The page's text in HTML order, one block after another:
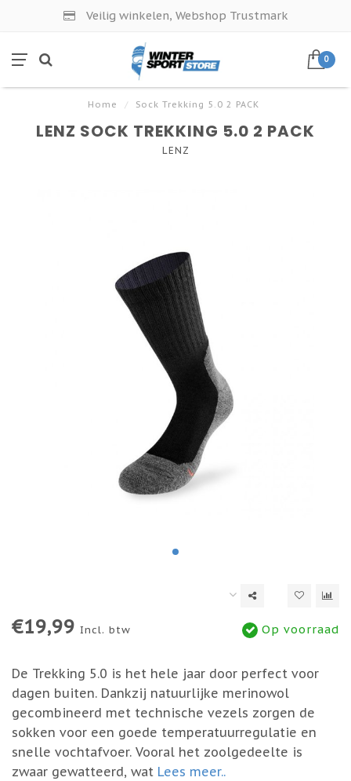
Veilig winkelen, Webshop Trustmark
0
Home / Sock Trekking 5.0 2 PACK
LENZ SOCK TREKKING 5.0 2 PACK
LENZ
€19,99 Incl. btw Op voorraad
De Trekking 5.0 is het hele jaar door perfect voor
dagen buiten. Dankzij natuurlijke merinowol
gecombineerd met technische vezels zorgen de
sokken voor een goede temperatuurregulatie en
snelle vochtafvoer. Vooral het zoolgedeelte is
zwaar gewatteerd, wat Lees meer..